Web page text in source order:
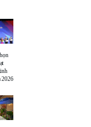
2026